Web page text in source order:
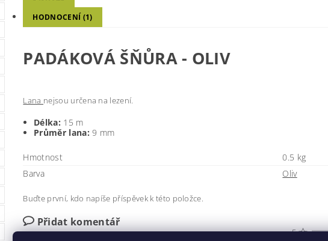
HODNOCENÍ (1)
PADÁKOVÁ ŠŇŮRA - OLIV
Lana nejsou určena na lezení.
Délka: 15 m
Průměr lana: 9 mm
Hmotnost
0.5 kg
Barva
Oliv
Buďte první, kdo napíše příspěvek k této položce.
Přidat komentář
5